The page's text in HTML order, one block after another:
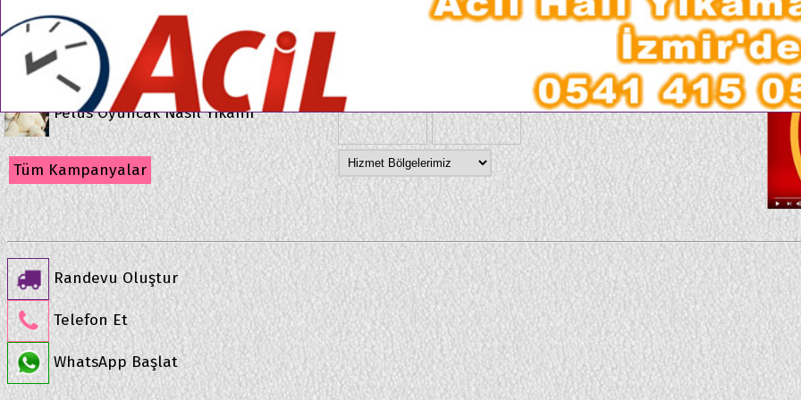
● Kampanyalar
Kedi Köpek Tüyü Nasıl Temizlenir
Pelus Oyuncak Nasıl Yıkanır
Tüm Kampanyalar
●
Randevu Oluştur
Telefon Et
WhatsApp Başlat